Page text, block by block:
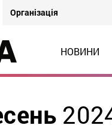
Організація
НОВИНИ